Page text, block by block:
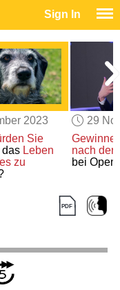
Sign In
2023
Sie
das Leben
zu
29
nach der
bei